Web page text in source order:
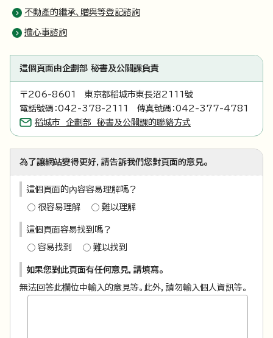
不動產的繼承、贈與等登記諮詢
擔心事諮詢
這個頁面由企劃部 秘書及公關課負責
〒206-8601 東京都稻城市東長沼2111號
電話號碼：042-378-2111 傳真號碼：042-377-4781
稻城市 企劃部 秘書及公關課的聯絡方式
為了讓網站變得更好，請告訴我們您對頁面的意見。
這個頁面的內容容易理解嗎？
很容易理解 難以理解
這個頁面容易找到嗎？
容易找到 難以找到
如果您對此頁面有任何意見，請填寫。
無法回答此欄位中輸入的意見等。此外，請勿輸入個人資訊等。